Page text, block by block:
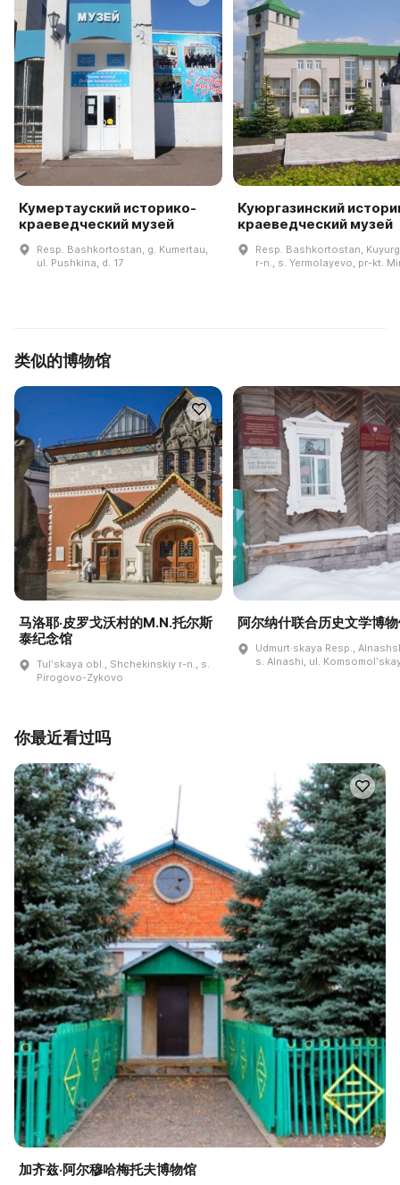
Кумертауский историко-
краеведческий музей
Resp. Bashkortostan, g. Kumertau,
ul. Pushkina, d. 17
Куюргазинский
краеведческий музей
Resp. Bashkortostan,
r-n., s. Yermolayevo, pr-kt.
类似的博物馆
马洛耶·皮罗戈沃村的M.N.托尔斯
泰纪念馆
Tulʹskaya obl., Shchekinskiy r-n., s.
Pirogovo-Zykovo
阿尔纳什联合历史文学博
Udmurt·skaya Resp.,
s. Alnashi, ul.
你最近看过吗
加齐兹·阿尔穆哈梅托夫博物馆